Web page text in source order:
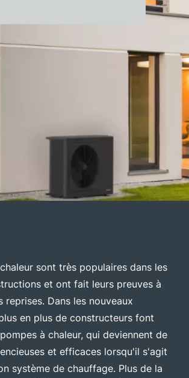
sont très populaires dans les
et ont fait leurs preuves à
reprises. Dans les nouveaux
en plus de constructeurs font
à chaleur, qui deviennent de
et efficaces lorsqu'il s'agit
système de chauffage. Plus de la